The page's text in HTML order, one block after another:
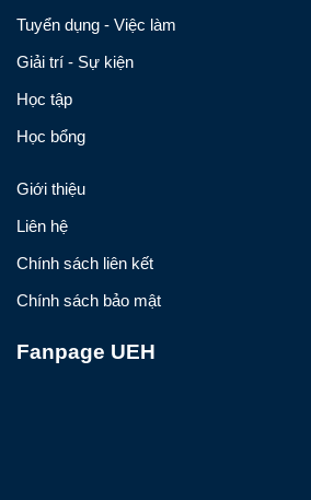
Tuyển dụng - Việc làm
Giải trí - Sự kiện
Học tập
Học bổng
Giới thiệu
Liên hệ
Chính sách liên kết
Chính sách bảo mật
Fanpage UEH